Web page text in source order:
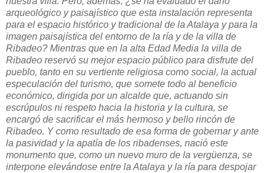
arqueológico y paisajístico que esta instalación representa
para el espacio histórico y tradicional de la Atalaya y para la
imagen paisajística del entorno de la ría y de la villa de
Ribadeo? Mientras que en la alta Edad Media la villa de
Ribadeo reservó su mejor espacio público para disfrute del
pueblo, tanto en su vertiente religiosa como social, la actual
especulación del turismo, que somete todo al beneficio
económico, dirigida por un alcalde que, actuando sin
escrúpulos ni respeto hacia la historia y la cultura, se
encargó de sacrificar el más hermoso y bello rincón de
Ribadeo. Y como resultado de esa forma de gobernar y ante
la pasividad y la apatía de los ribadenses, nació este
monumento que, como un nuevo muro de la vergüenza, se
interpone elevándose entre la Atalaya y la ría para despojar